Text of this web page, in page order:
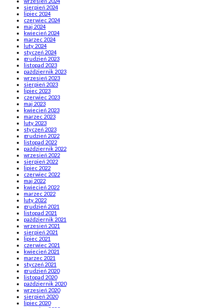
sierpień 2024
lipiec 2024
czerwiec 2024
maj 2024
kwiecień 2024
marzec 2024
luty 2024
styczeń 2024
grudzień 2023
listopad 2023
październik 2023
wrzesień 2023
sierpień 2023
lipiec 2023
czerwiec 2023
maj 2023
kwiecień 2023
marzec 2023
luty 2023
styczeń 2023
grudzień 2022
listopad 2022
październik 2022
wrzesień 2022
sierpień 2022
lipiec 2022
czerwiec 2022
maj 2022
kwiecień 2022
marzec 2022
luty 2022
grudzień 2021
listopad 2021
październik 2021
wrzesień 2021
sierpień 2021
lipiec 2021
czerwiec 2021
kwiecień 2021
marzec 2021
styczeń 2021
grudzień 2020
listopad 2020
październik 2020
wrzesień 2020
sierpień 2020
lipiec 2020